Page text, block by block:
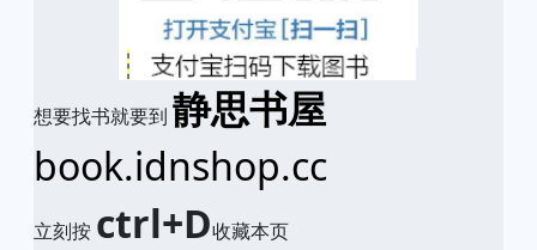
想要找书就要到 静思书屋
book.idnshop.cc
立刻按 ctrl+D收藏本页